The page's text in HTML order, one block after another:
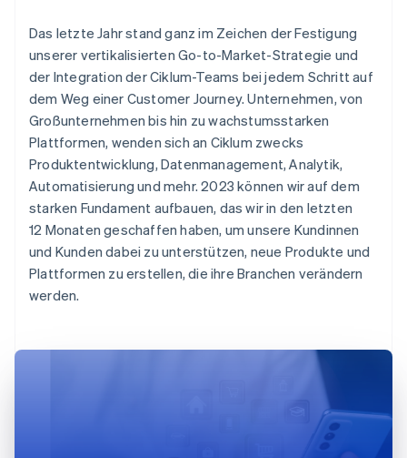
Das letzte Jahr stand ganz im Zeichen der Festigung
unserer vertikalisierten Go-to-Market-Strategie und
der Integration der Ciklum-Teams bei jedem Schritt auf
dem Weg einer Customer Journey. Unternehmen, von
Großunternehmen bis hin zu wachstumsstarken
Plattformen, wenden sich an Ciklum zwecks
Produktentwicklung, Datenmanagement, Analytik,
Automatisierung und mehr. 2023 können wir auf dem
starken Fundament aufbauen, das wir in den letzten
12 Monaten geschaffen haben, um unsere Kundinnen
und Kunden dabei zu unterstützen, neue Produkte und
Plattformen zu erstellen, die ihre Branchen verändern
werden.